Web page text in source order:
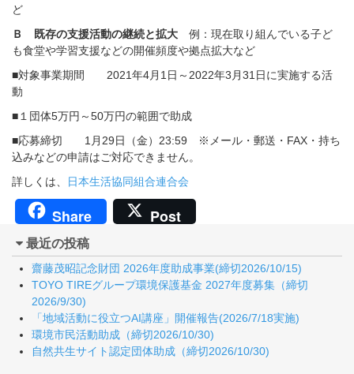
ど
Ｂ 既存の支援活動の継続と拡大 例：現在取り組んでいる子ど
も食堂や学習支援などの開催頻度や拠点拡大など
■対象事業期間 2021年4月1日～2022年3月31日に実施する活
動
■１団体5万円～50万円の範囲で助成
■応募締切 1月29日（金）23:59 ※メール・郵送・FAX・持ち
込みなどの申請はご対応できません。
詳しくは、
日本生活協同組合連合会
Share Post
最近の投稿
齋藤茂昭記念財団 2026年度助成事業(締切2026/10/15)
TOYO TIREグループ環境保護基金 2027年度募集（締切
2026/9/30)
「地域活動に役立つAI講座」開催報告(2026/7/18実施)
環境市民活動助成（締切2026/10/30)
自然共生サイト認定団体助成（締切2026/10/30)